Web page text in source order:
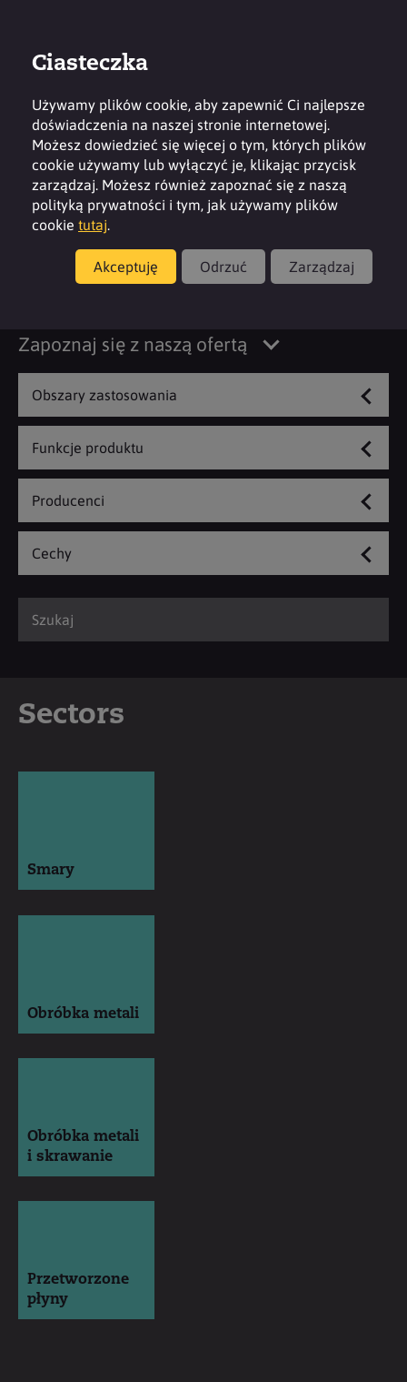
Obróbka metali oraz
lotnictwo i
kosmonautyka
Zapoznaj się z naszą ofertą
Obszary zastosowania
Funkcje produktu
Producenci
Cechy
Sectors
Smary
Obróbka metali
Obróbka metali
i skrawanie
Przetworzone
płyny
Ciasteczka
Używamy plików cookie, aby zapewnić Ci najlepsze
doświadczenia na naszej stronie internetowej.
Możesz dowiedzieć się więcej o tym, których plików
cookie używamy lub wyłączyć je, klikając przycisk
zarządzaj. Możesz również zapoznać się z naszą
polityką prywatności i tym, jak używamy plików
cookie tutaj.
Akceptuję Odrzuć Zarządzaj